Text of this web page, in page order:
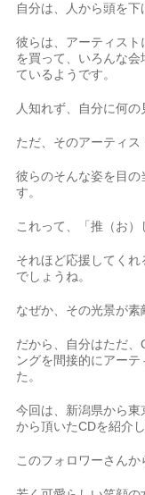
自分は、人から頭を下
彼らは、アーティス
を買って、いろんな
ているようです。
人知れず、自分に何の
ただ、そのアーティス
彼らのそんな姿を目の
す。
これって、「推（お）
それほど応援してく
でしょうね。
なぜか、その光景が素
だから、自分はただ
ングを間接的にアー
た。
今回は、新潟県から
から頂いたCDを紹介し
このフォロワーさんか